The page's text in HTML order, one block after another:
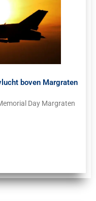
boven Margraten
Day Margraten